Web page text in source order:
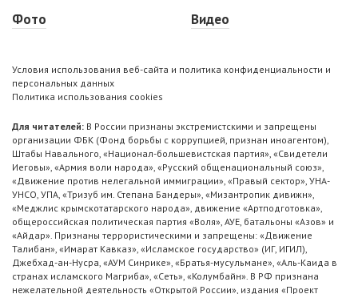
Фото
Видео
Условия использования веб-сайта и политика конфиденциальности и
персональных данных
Политика использования cookies
Для читателей: В России признаны экстремистскими и запрещены
организации ФБК (Фонд борьбы с коррупцией, признан иноагентом),
Штабы Навального, «Национал-большевистская партия», «Свидетели
Иеговы», «Армия воли народа», «Русский общенациональный союз»,
«Движение против нелегальной иммиграции», «Правый сектор», УНА-
УНСО, УПА, «Тризуб им. Степана Бандеры», «Мизантропик дивижн»,
«Меджлис крымскотатарского народа», движение «Артподготовка»,
общероссийская политическая партия «Воля», АУЕ, батальоны «Азов» и
«Айдар». Признаны террористическими и запрещены: «Движение
Талибан», «Имарат Кавказ», «Исламское государство» (ИГ, ИГИЛ),
Джебхад-ан-Нусра, «АУМ Синрике», «Братья-мусульмане», «Аль-Каида в
странах исламского Магриба», «Сеть», «Колумбайн». В РФ признана
нежелательной деятельность «Открытой России», издания «Проект